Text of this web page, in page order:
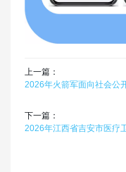
上一篇：
下一篇：